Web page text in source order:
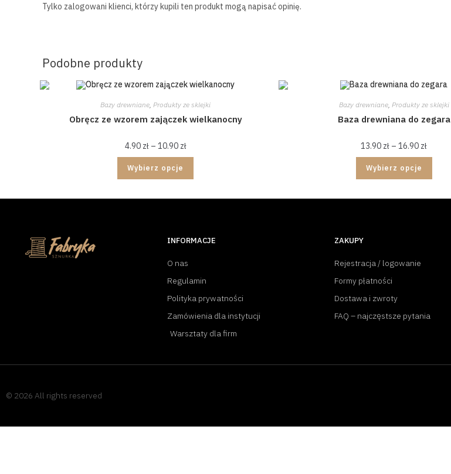
Tylko zalogowani klienci, którzy kupili ten produkt mogą napisać opinię.
Podobne produkty
Bazy drewniane,Produkty ze sklejki
Obręcz ze wzorem zajączek wielkanocny
4.90 zł – 10.90 zł
Wybierz opcje
Bazy drewniane, Produkty ze sklejki
Baza drewniana do zegara
13.90 zł – 16.90 zł
Wybierz opcje
INFORMACJE
O nas
Regulamin
Polityka prywatności
Zamówienia dla instytucji
Warsztaty dla firm
ZAKUPY
Rejestracja / logowanie
Formy płatności
Dostawa i zwroty
FAQ – najczęstsze pytania
© 2026 All rights reserved